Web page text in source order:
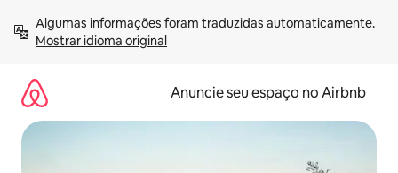
para
Mostrar idioma original
Anuncie seu espaço no Airbnb